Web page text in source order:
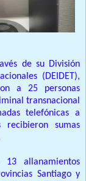
de su División
(DEIDET),
a 25 personas
transnacional
telefónicas a
recibieron sumas
allanamientos
Santiago y